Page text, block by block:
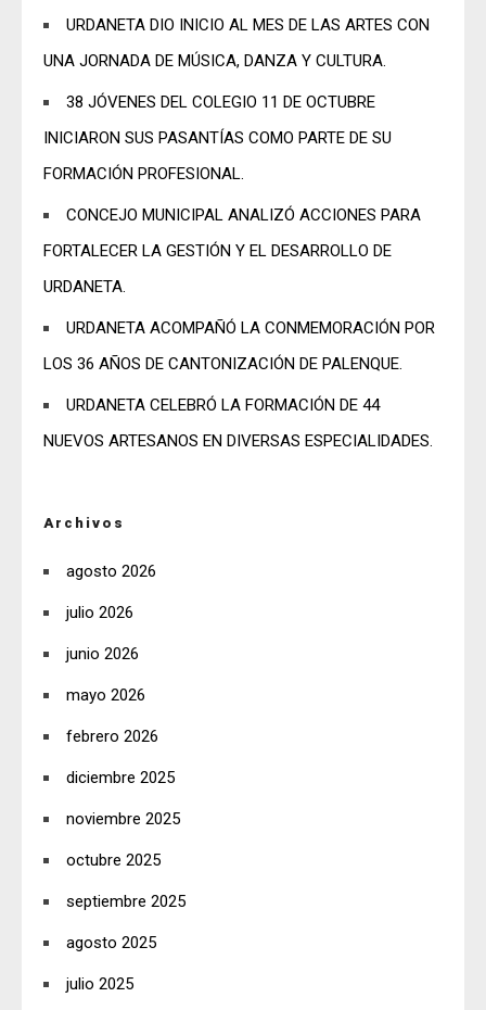
URDANETA DIO INICIO AL MES DE LAS ARTES CON
UNA JORNADA DE MÚSICA, DANZA Y CULTURA.
38 JÓVENES DEL COLEGIO 11 DE OCTUBRE
INICIARON SUS PASANTÍAS COMO PARTE DE SU
FORMACIÓN PROFESIONAL.
CONCEJO MUNICIPAL ANALIZÓ ACCIONES PARA
FORTALECER LA GESTIÓN Y EL DESARROLLO DE
URDANETA.
URDANETA ACOMPAÑÓ LA CONMEMORACIÓN POR
LOS 36 AÑOS DE CANTONIZACIÓN DE PALENQUE.
URDANETA CELEBRÓ LA FORMACIÓN DE 44
NUEVOS ARTESANOS EN DIVERSAS ESPECIALIDADES.
Archivos
agosto 2026
julio 2026
junio 2026
mayo 2026
febrero 2026
diciembre 2025
noviembre 2025
octubre 2025
septiembre 2025
agosto 2025
julio 2025